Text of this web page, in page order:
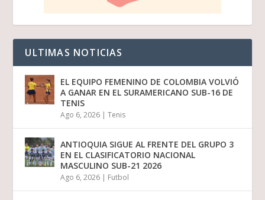
ULTIMAS NOTICIAS
EL EQUIPO FEMENINO DE COLOMBIA VOLVIÓ
A GANAR EN EL SURAMERICANO SUB-16 DE
TENIS
Ago 6, 2026 |Tenis
ANTIOQUIA SIGUE AL FRENTE DEL GRUPO 3
EN EL CLASIFICATORIO NACIONAL
MASCULINO SUB-21 2026
Ago 6, 2026 | Futbol